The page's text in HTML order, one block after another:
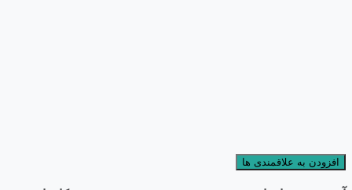
افزودن به علاقمندی ها